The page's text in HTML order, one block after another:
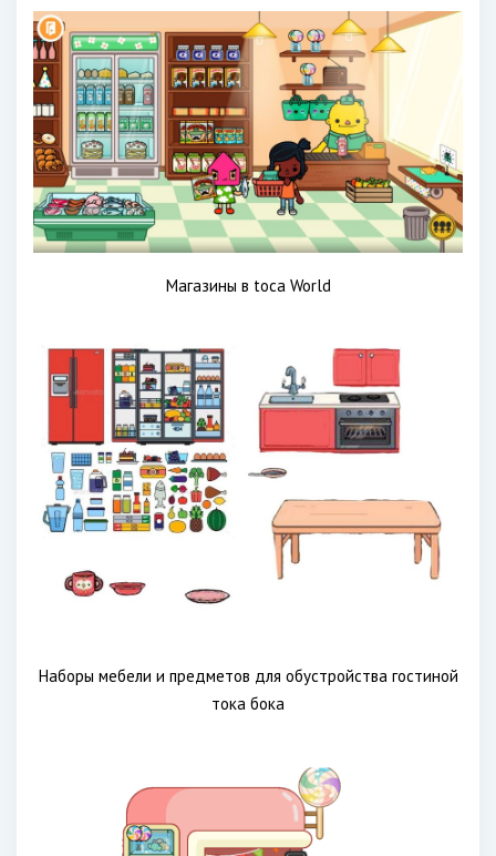
Магазины в toca World
Наборы мебели и предметов для обустройства гостиной
тока бока